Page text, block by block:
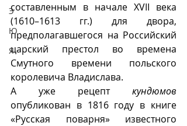
Э
Ю
Я
составленным в начале XVII века
(1610–1613 гг.) для двора,
предполагавшегося на Российский
царский престол во времена
Смутного времени польского
королевича Владислава.
А уже рецепт кундюмов
опубликован в 1816 году в книге
«Русская поварня» известного